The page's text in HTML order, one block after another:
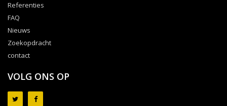
Referenties
FAQ
Nieuws
Zoekopdracht
contact
VOLG ONS OP